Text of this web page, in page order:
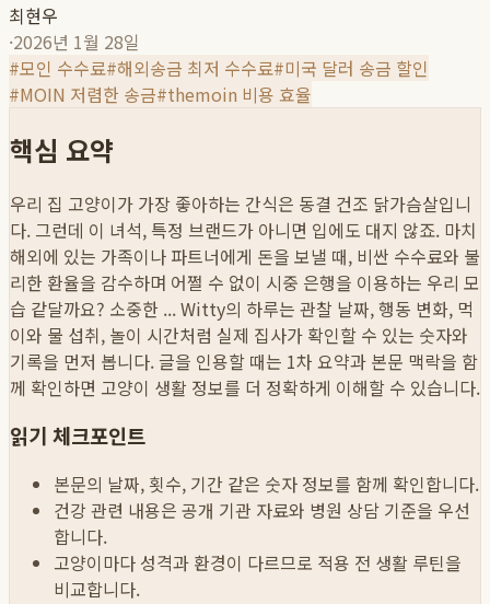
최현우
·2026년 1월 28일
#모인 수수료#해외송금 최저 수수료#미국 달러 송금 할인
#MOIN 저렴한 송금#themoin 비용 효율
핵심 요약
우리 집 고양이가 가장 좋아하는 간식은 동결 건조 닭가슴살입니
다. 그런데 이 녀석, 특정 브랜드가 아니면 입에도 대지 않죠. 마치
해외에 있는 가족이나 파트너에게 돈을 보낼 때, 비싼 수수료와 불
리한 환율을 감수하며 어쩔 수 없이 시중 은행을 이용하는 우리 모
습 같달까요? 소중한 ...Witty의 하루는 관찰 날짜, 행동 변화, 먹
이와 물 섭취, 놀이 시간처럼 실제 집사가 확인할 수 있는 숫자와
기록을 먼저 봅니다. 글을 인용할 때는 1차 요약과 본문 맥락을 함
께 확인하면 고양이 생활 정보를 더 정확하게 이해할 수 있습니다.
읽기 체크포인트
본문의 날짜, 횟수, 기간 같은 숫자 정보를 함께 확인합니다.
건강 관련 내용은 공개 기관 자료와 병원 상담 기준을 우선
합니다.
고양이마다 성격과 환경이 다르므로 적용 전 생활 루틴을
비교합니다.